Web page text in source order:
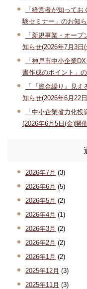
「経営者が知って
験セミナー」のお知
「新規事業・オー
知らせ(2026年7月3日
「神戸市中小企業
書作成のポイント」
「『資金繰り』見
知らせ(2026年6月22
「中小企業省力化
(2026年6月5日(金)開
2026年7月 (3)
2026年6月 (5)
2026年5月 (2)
2026年4月 (1)
2026年3月 (2)
2026年2月 (2)
2026年1月 (2)
2025年12月 (3)
2025年11月 (3)